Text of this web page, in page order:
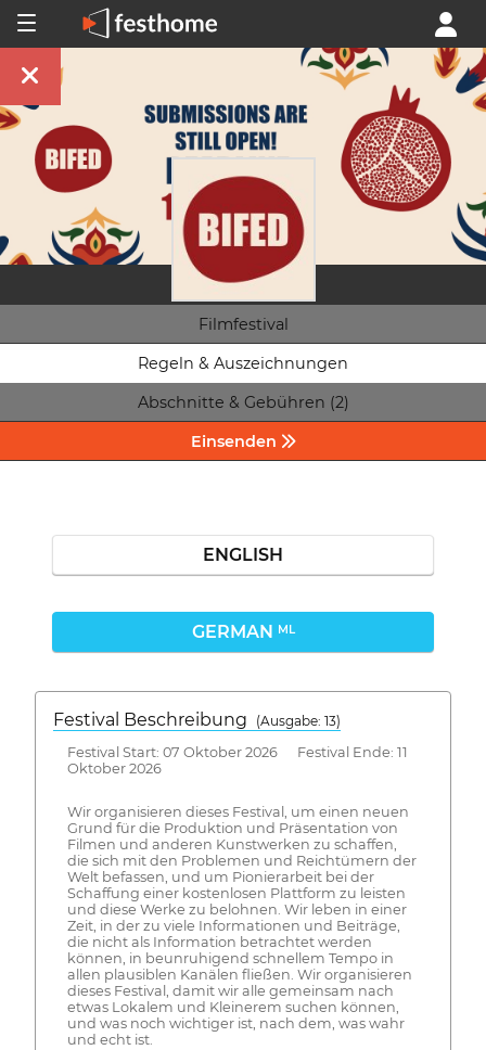
Filmfestival
Regeln & Auszeichnungen
Abschnitte & Gebühren (2)
Einsenden
ENGLISH
GERMAN ML
Festival Beschreibung
(Ausgabe: 13)
Festival Start: 07 Oktober 2026 Festival Ende: 11
Oktober 2026
Wir organisieren dieses Festival, um einen neuen
Grund für die Produktion und Präsentation von
Filmen und anderen Kunstwerken zu schaffen,
die sich mit den Problemen und Reichtümern der
Welt befassen, und um Pionierarbeit bei der
Schaffung einer kostenlosen Plattform zu leisten
und diese Werke zu belohnen. Wir leben in einer
Zeit, in der zu viele Informationen und Beiträge,
die nicht als Information betrachtet werden
können, in beunruhigend schnellem Tempo in
allen plausiblen Kanälen fließen. Wir organisieren
dieses Festival, damit wir alle gemeinsam nach
etwas Lokalem und Kleinerem suchen können,
und was noch wichtiger ist, nach dem, was wahr
und echt ist.